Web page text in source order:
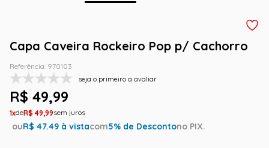
Capa Caveira Rockeiro Pop p/ Cachorro
Referência: 970103
seja o primeiro a avaliar
R$ 49,99
1 R$ 49,99
ouR$ 47.49 à vistacom5% de Descontono PIX.